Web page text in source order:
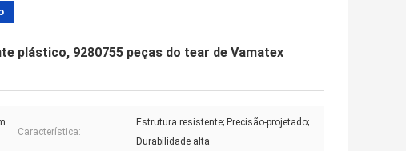
plástico, 9280755 peças do tear de Vamatex
Característica:
Estrutura resistente; Precisão-projetado;
Durabilidade alta